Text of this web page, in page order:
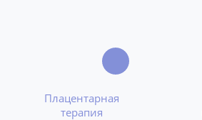
Плацентарная
терапия